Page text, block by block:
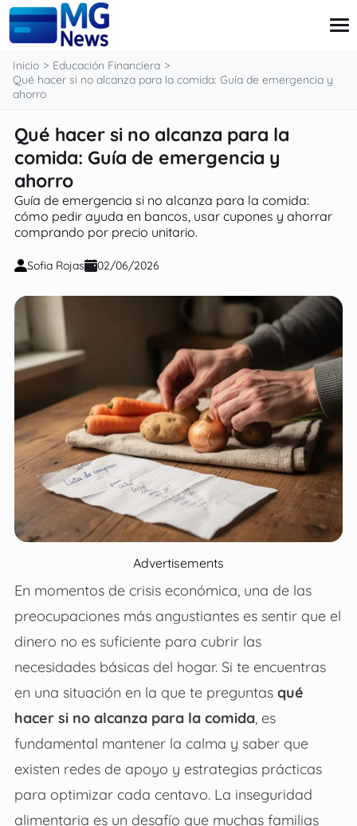
contenido
Finanzas
Pensiones
Ingressos Extra
Inicio
Educación Financiera
Qué hacer si no alcanza para la comida: Guía de emergencia y
ahorro
Qué hacer si no alcanza para la
comida: Guía de emergencia y
ahorro
Guía de emergencia si no alcanza para la comida:
cómo pedir ayuda en bancos, usar cupones y ahorrar
comprando por precio unitario.
Sofia Rojas 02/06/2026
Advertisements
En momentos de crisis económica, una de las
preocupaciones más angustiantes es sentir que el
dinero no es suficiente para cubrir las
necesidades básicas del hogar. Si te encuentras
en una situación en la que te preguntas qué
hacer si no alcanza para la comida, es
fundamental mantener la calma y saber que
existen redes de apoyo y estrategias prácticas
para optimizar cada centavo. La inseguridad
alimentaria es un desafío que muchas familias